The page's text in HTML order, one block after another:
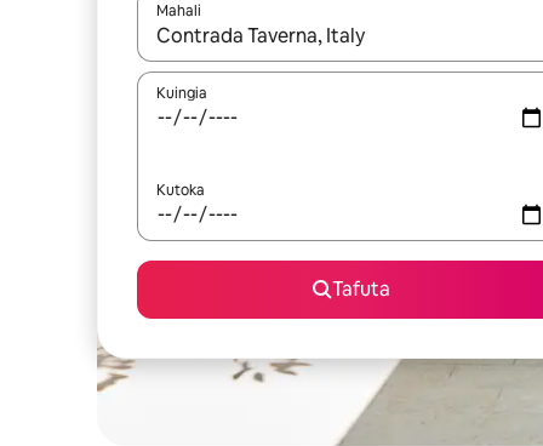
Mahali
Wakati matokeo yanapatikana, vinjari kwa
Kuingia
Kutoka
Tafuta